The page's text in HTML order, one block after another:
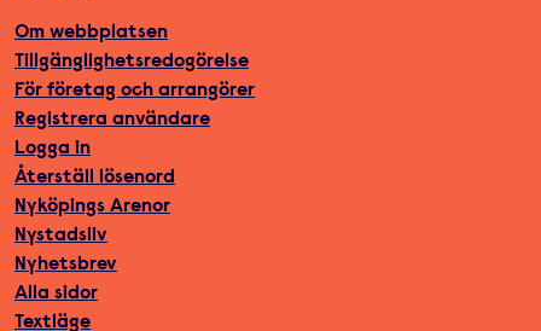
Om webbplatsen
Tillgänglighetsredogörelse
För företag och arrangörer
Registrera användare
Logga in
Återställ lösenord
Nyköpings Arenor
Nystadsliv
Nyhetsbrev
Alla sidor
Textläge